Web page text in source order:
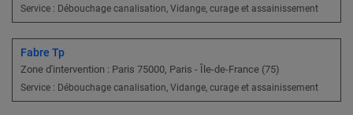
Service : Débouchage canalisation, Vidange, curage et assainissement
Fabre Tp
Zone d'intervention : Paris 75000, Paris - Île-de-France (75)
Service : Débouchage canalisation, Vidange, curage et assainissement